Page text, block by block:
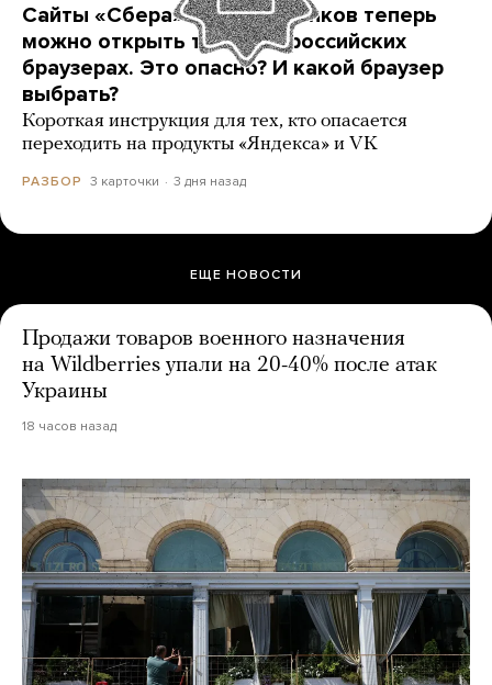
Сайты «Сбера» и других банков теперь
можно открыть только в российских
браузерах. Это опасно? И какой браузер
выбрать?
Короткая инструкция для тех, кто опасается
переходить на продукты «Яндекса» и VK
РАЗБОР 3 карточки 3 дня назад
ЕЩЕ НОВОСТИ
Продажи товаров военного назначения
на Wildberries упали на 20-40% после атак
Украины
18 часов назад